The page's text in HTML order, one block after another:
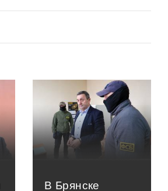
В Брянске